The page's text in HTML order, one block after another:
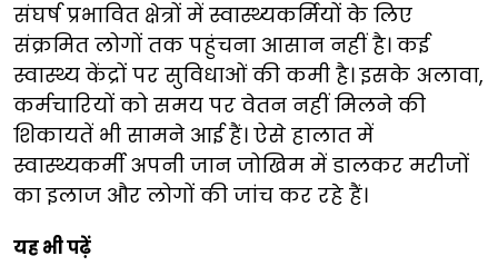
संघर्ष प्रभावित क्षेत्रों में स्वास्थ्यकर्मियों के लिए
संक्रमित लोगों तक पहुंचना आसान नहीं है। कई
स्वास्थ्य केंद्रों पर सुविधाओं की कमी है। इसके अलावा,
कर्मचारियों को समय पर वेतन नहीं मिलने की
शिकायतें भी सामने आई हैं। ऐसे हालात में
स्वास्थ्यकर्मी अपनी जान जोखिम में डालकर मरीजों
का इलाज और लोगों की जांच कर रहे हैं।
यह भी पढ़ें